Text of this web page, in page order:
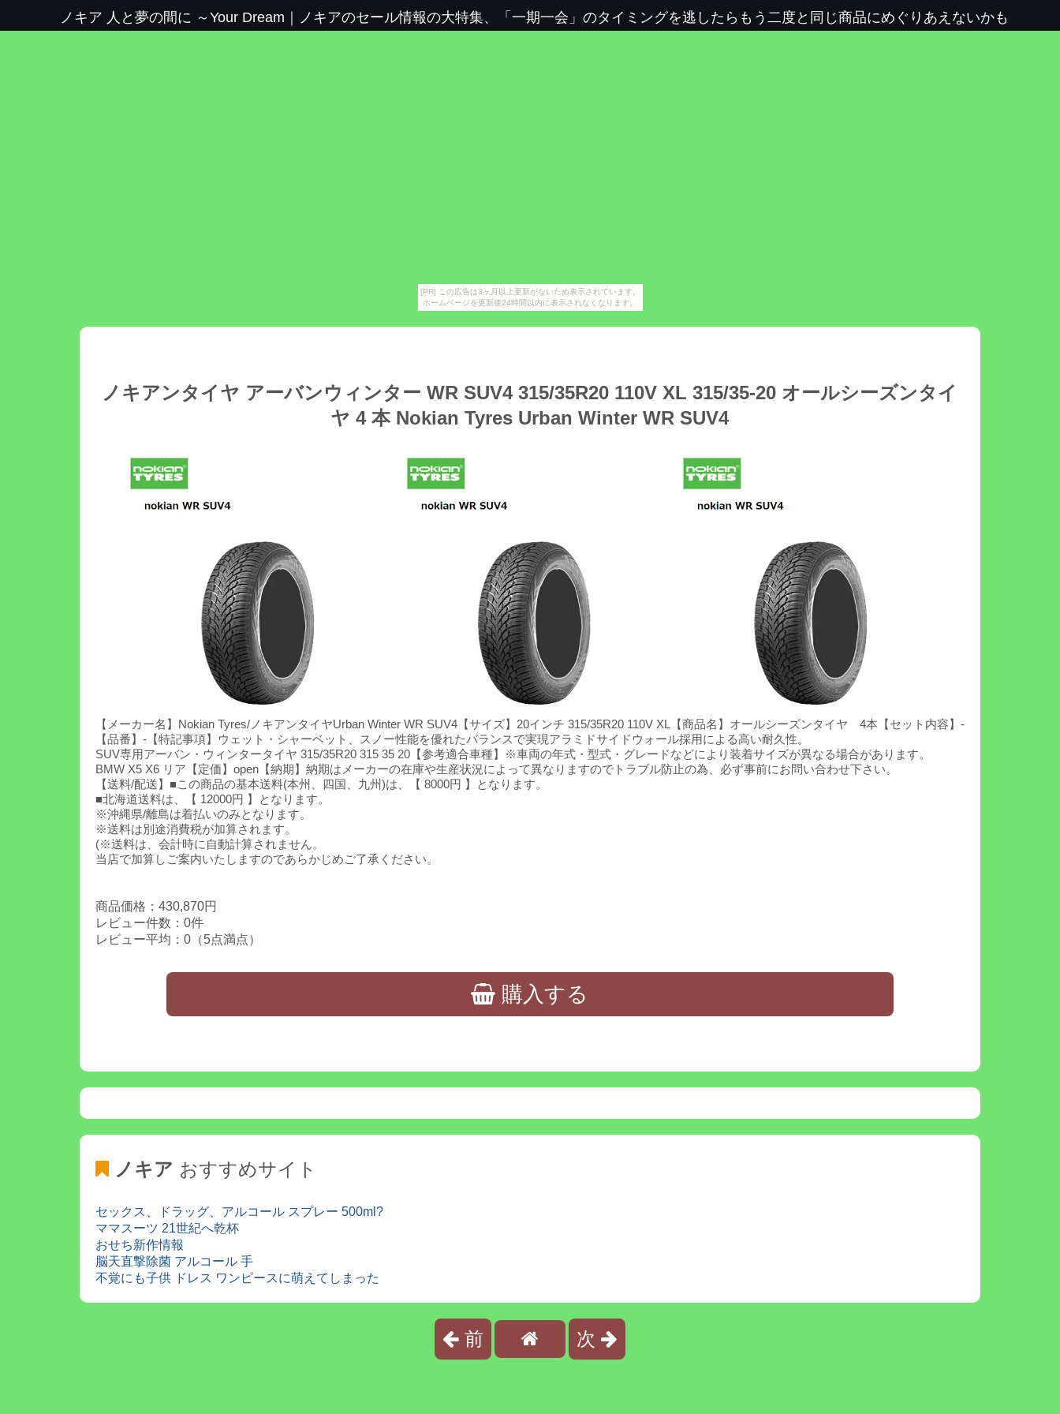
[PR] この広告は3ヶ月以上更新がないため表示されています。
ホームページを更新後24時間以内に表示されなくなります。
ノキア 人と夢の間に ～Your Dream ノキアのセール情報の大特集、「一期一会」のタイミングを逃したらもう二度と同じ商品にめぐりあえないかも
ノキアンタイヤ アーバンウィンター WR SUV4 315/35R20 110V XL 315/35-20 オールシーズンタイ
ヤ 4 本 Nokian Tyres Urban Winter WR SUV4
【メーカー名】Nokian Tyres/ノキアンタイヤUrban Winter WR SUV4【サイズ】20インチ 315/35R20 110V XL【商品名】オールシーズンタイヤ 4本【セット内容】-
【品番】-【特記事項】ウェット・シャーベット、スノー性能を優れたバランスで実現アラミドサイドウォール採用による高い耐久性。
SUV専用アーバン・ウィンタータイヤ 315/35R20 315 35 20【参考適合車種】※車両の年式・型式・グレードなどにより装着サイズが異なる場合があります。
BMW X5 X6 リア【定価】open【納期】納期はメーカーの在庫や生産状況によって異なりますのでトラブル防止の為、必ず事前にお問い合わせ下さい。
【送料/配送】■この商品の基本送料(本州、四国、九州)は、【 8000円 】となります。
■北海道送料は、【 12000円 】となります。
※沖縄県/離島は着払いのみとなります。
※送料は別途消費税が加算されます。
(※送料は、会計時に自動計算されません。
当店で加算しご案内いたしますのであらかじめご了承ください。
商品価格：430,870円
レビュー件数：0件
レビュー平均：0（5点満点）
購入する
ノキア おすすめサイト
セックス、ドラッグ、アルコール スプレー 500ml?
ママスーツ 21世紀へ乾杯
おせち新作情報
脳天直撃除菌 アルコール 手
不覚にも子供 ドレス ワンピースに萌えてしまった
前 次